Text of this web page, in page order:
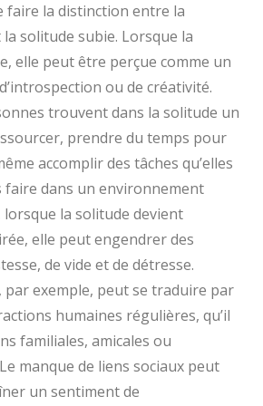
faire la distinction entre la
solitude subie. Lorsque la
elle peut être perçue comme un
ou de créativité.
trouvent dans la solitude un
prendre du temps pour
accomplir des tâches qu’elles
dans un environnement
lorsque la solitude devient
elle peut engendrer des
de vide et de détresse.
par exemple, peut se traduire par
humaines régulières, qu’il
familiales, amicales ou
manque de liens sociaux peut
un sentiment de